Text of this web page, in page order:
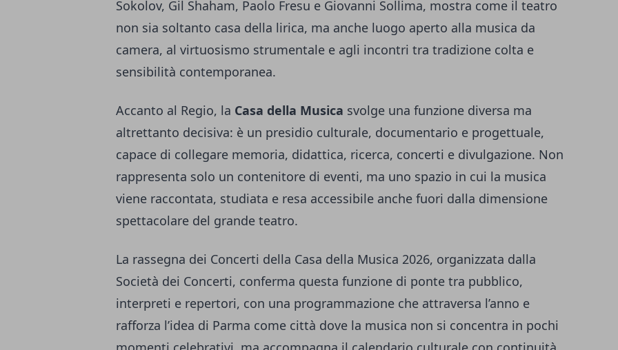
Sokolov, Gil Shaham, Paolo Fresu e Giovanni Sollima, mostra come il teatro
non sia soltanto casa della lirica, ma anche luogo aperto alla musica da
camera, al virtuosismo strumentale e agli incontri tra tradizione colta e
sensibilità contemporanea.
Accanto al Regio, la Casa della Musica svolge una funzione diversa ma
altrettanto decisiva: è un presidio culturale, documentario e progettuale,
capace di collegare memoria, didattica, ricerca, concerti e divulgazione. Non
rappresenta solo un contenitore di eventi, ma uno spazio in cui la musica
viene raccontata, studiata e resa accessibile anche fuori dalla dimensione
spettacolare del grande teatro.
La rassegna dei Concerti della Casa della Musica 2026, organizzata dalla
Società dei Concerti, conferma questa funzione di ponte tra pubblico,
interpreti e repertori, con una programmazione che attraversa l’anno e
rafforza l’idea di Parma come città dove la musica non si concentra in pochi